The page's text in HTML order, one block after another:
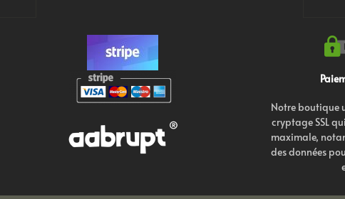
Notre boutique
cryptage SSL
maximale,
des données